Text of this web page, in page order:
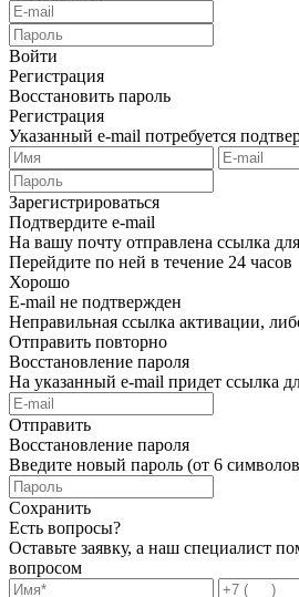
Войти
Регистрация
Восстановить пароль
Регистрация
Указанный e-mail потребуется
Зарегистрироваться
Подтвердите e-mail
На вашу почту отправлена ссылка
Перейдите по ней в течение 24 часов
Хорошо
E-mail не подтвержден
Неправильная ссылка активации,
Отправить повторно
Восстановление пароля
На указанный e-mail придет ссылка
Отправить
Восстановление пароля
Введите новый пароль (от 6
Сохранить
Есть вопросы?
Оставьте заявку, а наш специалист
вопросом